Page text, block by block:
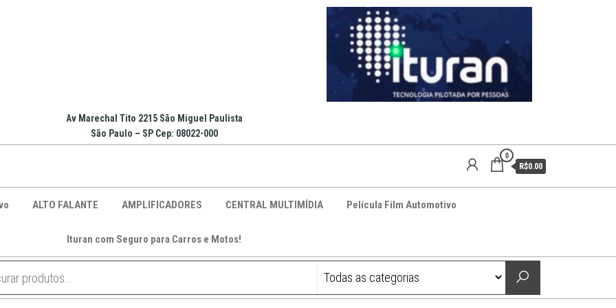
Av Marechal Tito 2215 São Miguel Paulista
São Paulo – SP Cep: 08022-000
0
R$0.00
ALTO FALANTE AMPLIFICADORES CENTRAL MULTIMÍDIA Película Film Automotivo
Ituran com Seguro para Carros e Motos!